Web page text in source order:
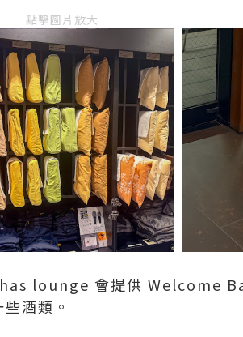
點擊圖片放大
lounge 會提供 Welcome
酒類。